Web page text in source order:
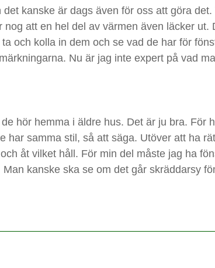
kanske är dags även för oss att göra det.
att en hel del av värmen även läcker ut.
och kolla in dem och se vad de har för
Nu är jag inte expert på vad
hör hemma i äldre hus. Det är ju bra. För
har samma stil, så att säga. Utöver att ha
åt vilket håll. För min del måste jag ha
kanske ska se om det går skräddarsy